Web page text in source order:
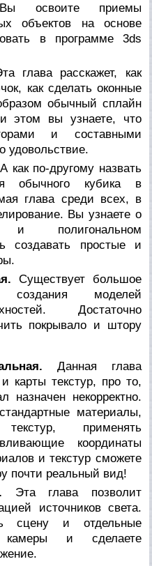
освоите приемы
объектов на основе
в программе 3ds
глава расскажет, как
как сделать оконные
обычный сплайн
этом вы узнаете, что
и составными
удовольствие.
А как по-другому назвать
обычного кубика в
глава среди всех, в
Вы узнаете о
и полигональном
создавать простые и
Существует большое
создания моделей
Достаточно
покрывало и штору
Данная глава
карты текстур, про то,
назначен некорректно.
материалы,
применять
координаты
и текстур сможете
почти реальный вид!
Эта глава позволит
источников света.
сцену и отдельные
камеры и сделаете